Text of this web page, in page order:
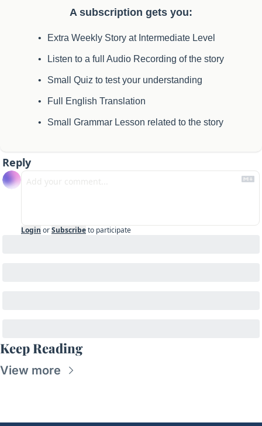
A subscription gets you:
Extra Weekly Story at Intermediate Level
Listen to a full Audio Recording of the story
Small Quiz to test your understanding
Full English Translation
Small Grammar Lesson related to the story
Reply
Login orSubscribeto participate
Keep Reading
View more